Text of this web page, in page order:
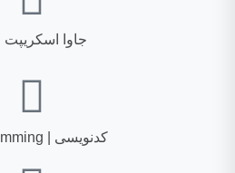
جاوا اسکریپت | JS
کدنویسی | Programming